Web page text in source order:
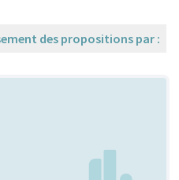
des propositions par :